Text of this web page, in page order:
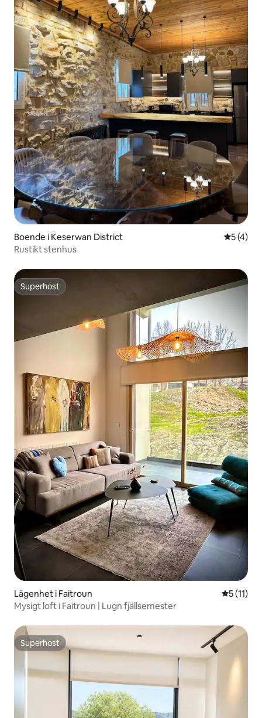
Boende i Keserwan District 5 av 5 i
5 (4)
Rustikt stenhus
Superhost
Superhost
Lägenhet i Faitroun 5 av 5 i
5 (11)
Mysigt loft i Faitroun | Lugn fjällsemester
Superhost
Superhost